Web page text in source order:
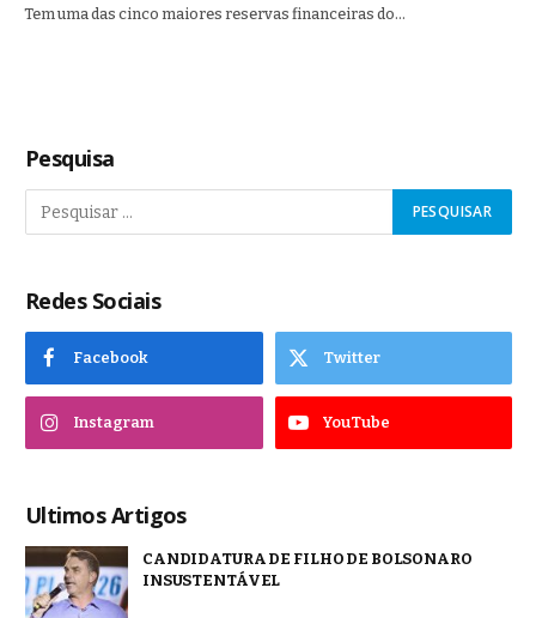
Tem uma das cinco maiores reservas financeiras do…
Pesquisa
Redes Sociais
Facebook Twitter
Instagram YouTube
Ultimos Artigos
CANDIDATURA DE FILHO DE BOLSONARO
INSUSTENTÁVEL